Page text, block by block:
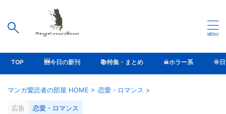
TOP 🆕今日の新刊 📚特集・まとめ ☠ホラー系 🌞
マンガ愛読者の部屋 HOME > 恋愛・ロマンス >
広告 恋愛・ロマンス